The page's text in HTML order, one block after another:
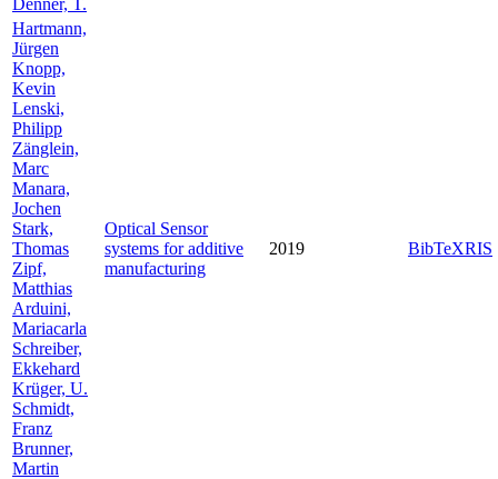
Hartmann,
Jürgen
Knopp,
Kevin
Lenski,
Philipp
Zänglein,
Marc
Manara,
Jochen
Stark,
Thomas
Zipf,
Matthias
Arduini,
Mariacarla
Schreiber,
Ekkehard
Krüger, U.
Schmidt,
Franz
Brunner,
Martin
Optical Sensor
systems for additive
manufacturing
2019 BibTeXRIS